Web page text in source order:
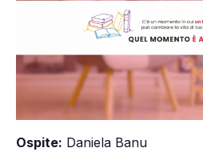
Ospite: Daniela Banu